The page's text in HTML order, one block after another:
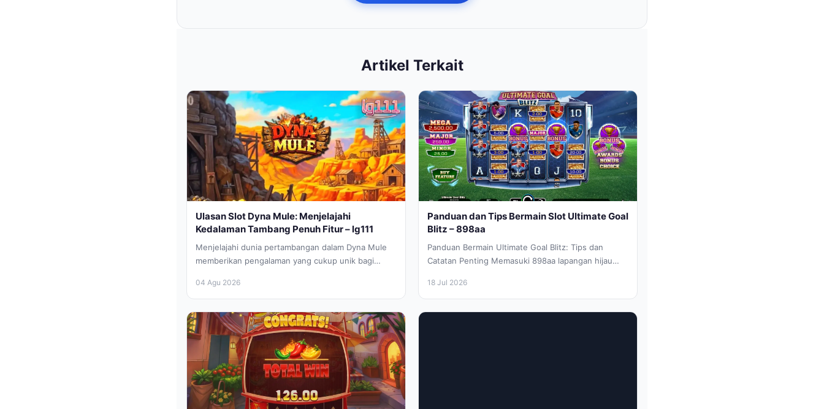
Artikel Terkait
Ulasan Slot Dyna Mule: Menjelajahi
Kedalaman Tambang Penuh Fitur – lg111
Menjelajahi dunia pertambangan dalam Dyna Mule
memberikan pengalaman yang cukup unik bagi
dalam balutan...
04 Agu 2026
Panduan dan Tips Bermain Slot Ultimate Goal
Blitz – 898aa
Panduan Bermain Ultimate Goal Blitz: Tips dan
Catatan Penting Memasuki 898aa lapangan hijau
18 Jul 2026